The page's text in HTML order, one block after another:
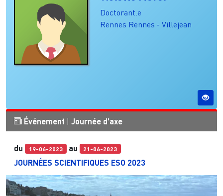
Doctorant.e
Rennes Rennes - Villejean
Événement | Journée d'axe
du 19-06-2023 au 21-06-2023
JOURNÉES SCIENTIFIQUES ESO 2023